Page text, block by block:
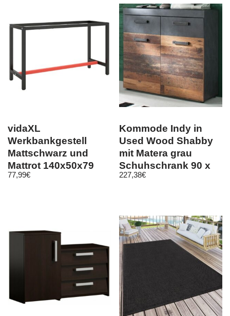
vidaXL
Werkbankgestell
Mattschwarz und
Mattrot 140x50x79
cm Metall
77,99€
Kommode Indy in
Used Wood Shabby
mit Matera grau
Schuhschrank 90 x
89 cm
227,38€